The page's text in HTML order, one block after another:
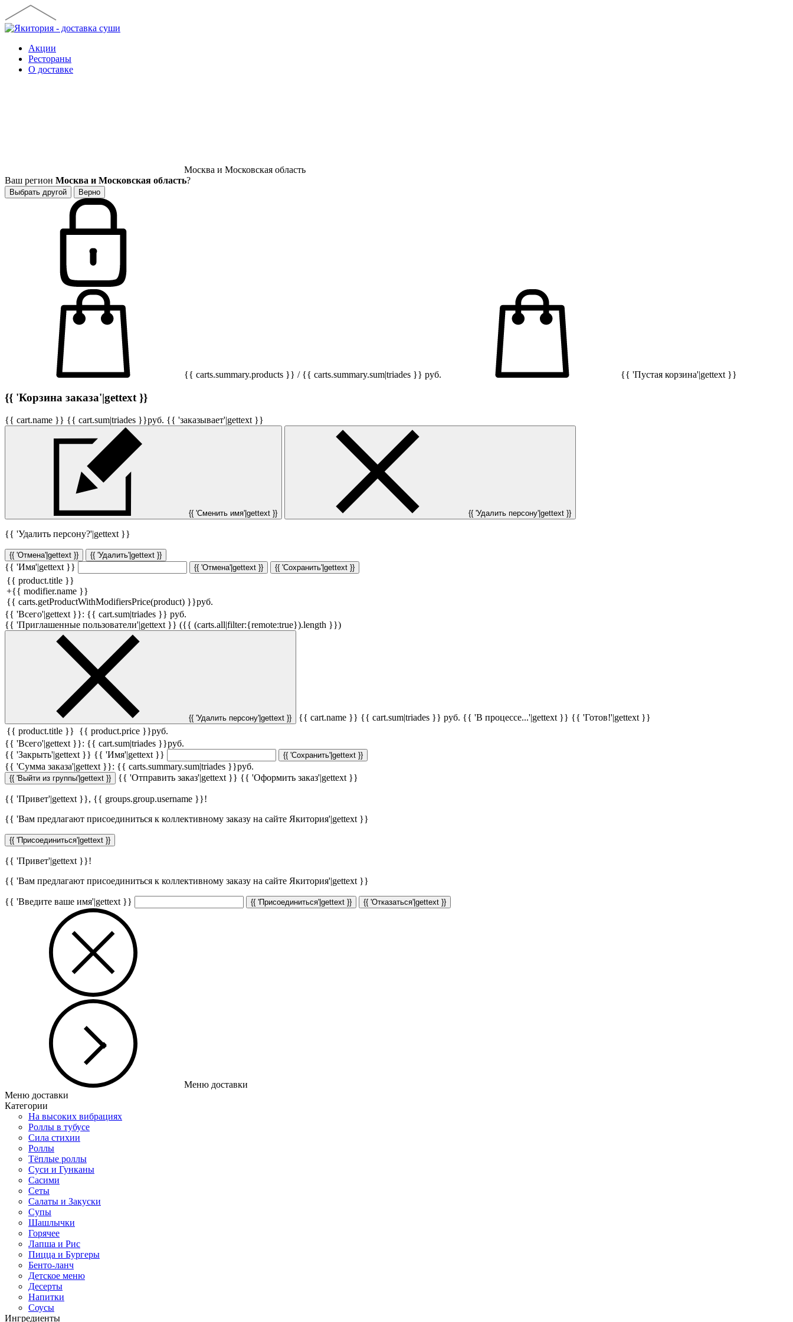
Акции
Рестораны
О доставке
Москва и Московская область
Ваш регион Москва и Московская область?
Выбрать другой Верно
{{ carts.summary.products }} / {{ carts.summary.sum|triades }} руб. {{ 'Пустая корзина'|gettext }}
{{ 'Корзина заказа'|gettext }}
{{ cart.name }} {{ cart.sum|triades }}руб. {{ 'заказывает'|gettext }}
{{ 'Сменить имя'|gettext }} {{ 'Удалить персону'|gettext }}
{{ 'Удалить персону?'|gettext }}
{{ 'Отмена'|gettext }} {{ 'Удалить'|gettext }}
{{ 'Имя'|gettext }} {{ 'Отмена'|gettext }} {{ 'Сохранить'|gettext }}
{{ product.title }}
+{{ modifier.name }}
{{ carts.getProductWithModifiersPrice(product) }}руб.
{{ 'Всего'|gettext }}: {{ cart.sum|triades }} руб.
{{ 'Приглашенные пользователи'|gettext }} ({{ (carts.all|filter:{remote:true}).length }})
{{ 'Удалить персону'|gettext }} {{ cart.name }} {{ cart.sum|triades }} руб. {{ 'В процессе...'|gettext }} {{ 'Готов!'|gettext }}
{{ product.title }} {{ product.price }}руб.
{{ 'Всего'|gettext }}: {{ cart.sum|triades }}руб.
{{ 'Закрыть'|gettext }} {{ 'Имя'|gettext }} {{ 'Сохранить'|gettext }}
{{ 'Cумма заказа'|gettext }}: {{ carts.summary.sum|triades }}руб.
{{ 'Выйти из группы'|gettext }} {{ 'Отправить заказ'|gettext }} {{ 'Оформить заказ'|gettext }}
{{ 'Привет'|gettext }}, {{ groups.group.username }}!
{{ 'Вам предлагают присоединиться к коллективному заказу на сайте Якитория'|gettext }}
{{ 'Присоединиться'|gettext }}
{{ 'Привет'|gettext }}!
{{ 'Вам предлагают присоединиться к коллективному заказу на сайте Якитория'|gettext }}
{{ 'Введите ваше имя'|gettext }} {{ 'Присоединиться'|gettext }} {{ 'Отказаться'|gettext }}
Меню доставки
Меню доставки
Категории
На высоких вибрациях
Роллы в тубусе
Сила стихии
Роллы
Тёплые роллы
Суси и Гунканы
Сасими
Сеты
Салаты и Закуски
Супы
Шашлычки
Горячее
Лапша и Рис
Пицца и Бургеры
Бенто-ланч
Детское меню
Десерты
Напитки
Соусы
Ингредиенты